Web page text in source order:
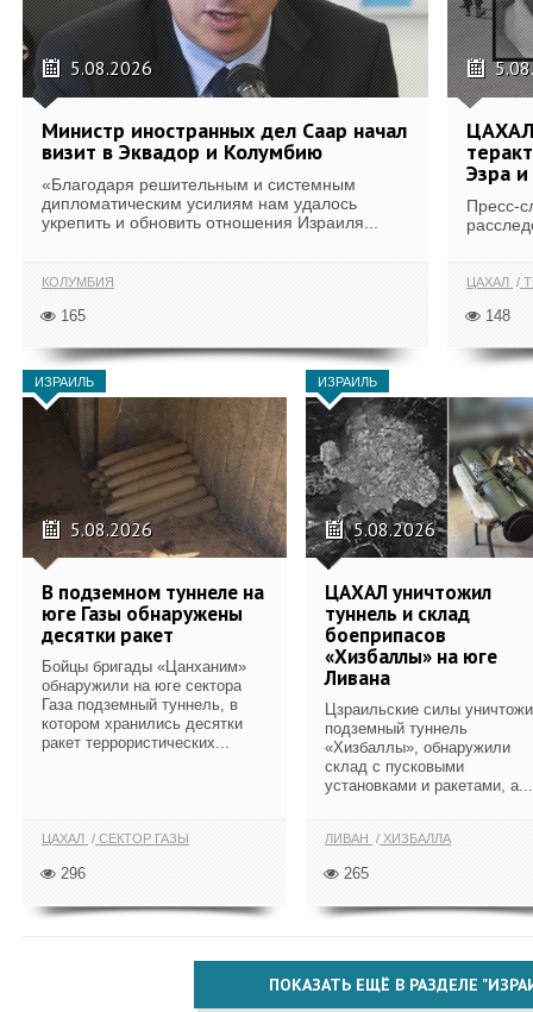
5.08.2026
Министр иностранных дел Саар начал
визит в Эквадор и Колумбию
«Благодаря решительным и системным
дипломатическим усилиям нам удалось
укрепить и обновить отношения Израиля...
КОЛУМБИЯ
165
ЦАХАЛ
Эзра
Пресс-
ЦАХАЛ
148
ИЗРАИЛЬ
5.08.2026
В подземном туннеле на
юге Газы обнаружены
десятки ракет
Бойцы бригады «Цанханим»
обнаружили на юге сектора
Газа подземный туннель, в
котором хранились десятки
ракет террористических...
ЦАХАЛ СЕКТОР ГАЗЫ
296
ИЗРАИЛЬ
5.08.2026
ЦАХАЛ уничтожил
туннель и склад
боеприпасов
«Хизбаллы» на юге
Ливана
Цзраильские силы
подземный туннель
«Хизбаллы», обнаружили
склад с пусковыми
установками и ракетами, а...
ЛИВАН ХИЗБАЛЛА
265
ПОКАЗАТЬ ЕЩЁ В РАЗДЕЛЕ